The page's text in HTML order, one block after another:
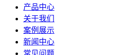
产品中心
关于我们
案例展示
新闻中心
常见问题